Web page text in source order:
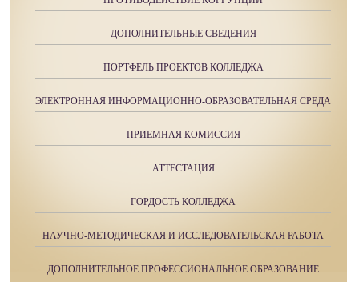
ДОПОЛНИТЕЛЬНЫЕ СВЕДЕНИЯ
ПОРТФЕЛЬ ПРОЕКТОВ КОЛЛЕДЖА
ЭЛЕКТРОННАЯ ИНФОРМАЦИОННО-ОБРАЗОВАТЕЛЬНАЯ СРЕДА
ПРИЕМНАЯ КОМИССИЯ
АТТЕСТАЦИЯ
ГОРДОСТЬ КОЛЛЕДЖА
НАУЧНО-МЕТОДИЧЕСКАЯ И ИССЛЕДОВАТЕЛЬСКАЯ РАБОТА
ДОПОЛНИТЕЛЬНОЕ ПРОФЕССИОНАЛЬНОЕ ОБРАЗОВАНИЕ